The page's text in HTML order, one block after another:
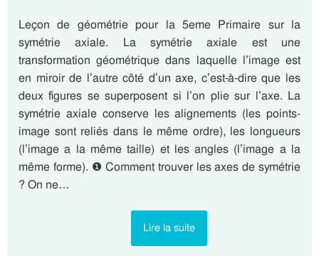
Leçon de géométrie pour la 5eme Primaire sur la
symétrie axiale. La symétrie axiale est une
transformation géométrique dans laquelle l’image est
en miroir de l’autre côté d’un axe, c’est-à-dire que les
deux figures se superposent si l’on plie sur l’axe. La
symétrie axiale conserve les alignements (les points-
image sont reliés dans le même ordre), les longueurs
(l’image a la même taille) et les angles (l’image a la
même forme). ❶ Comment trouver les axes de symétrie
? On ne…
Lire la suite